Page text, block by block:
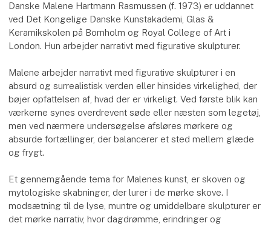
Danske Malene Hartmann Rasmussen (f. 1973) er uddannet
ved Det Kongelige Danske Kunstakademi, Glas &
Keramikskolen på Bornholm og Royal College of Art i
London. Hun arbejder narrativt med figurative skulpturer.
Malene arbejder narrativt med figurative skulpturer i en
absurd og surrealistisk verden eller hinsides virkelighed, der
bøjer opfattelsen af, hvad der er virkeligt. Ved første blik kan
værkerne synes overdrevent søde eller næsten som legetøj,
men ved nærmere undersøgelse afsløres mørkere og
absurde fortællinger, der balancerer et sted mellem glæde
og frygt.
Et gennemgående tema for Malenes kunst, er skoven og
mytologiske skabninger, der lurer i de mørke skove. I
modsætning til de lyse, muntre og umiddelbare skulpturer er
det mørke narrativ, hvor dagdrømme, erindringer og